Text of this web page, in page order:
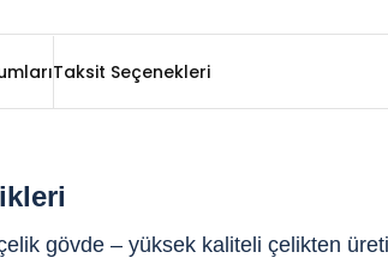
Taksit Seçenekleri
çelik gövde – yüksek kaliteli çelikten